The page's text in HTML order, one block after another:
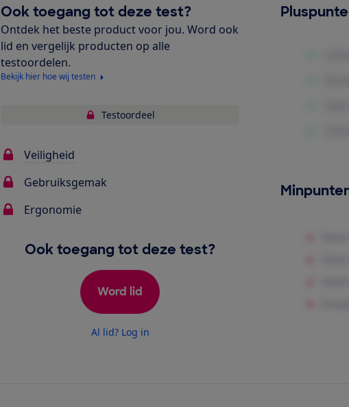
Ook toegang tot deze test?
Ontdek het beste product voor jou. Word ook
lid en vergelijk producten op alle
testoordelen.
Bekijk hier hoe wij testen
Testoordeel
Veiligheid
Gebruiksgemak
Ergonomie
Ook toegang tot deze test?
Word lid
Al lid? Log in